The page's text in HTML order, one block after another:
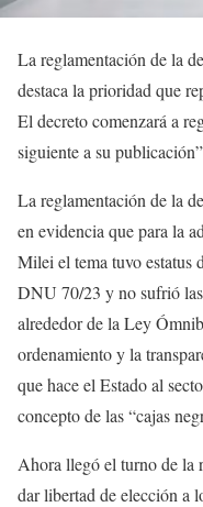
La reglamentación de la
destaca la prioridad que
El decreto comenzará a
siguiente a su
La reglamentación de la
en evidencia que para la
Milei el tema tuvo estatus
DNU 70/23 y no sufrió
alrededor de la Ley
ordenamiento y la
que hace el Estado al
concepto de las “cajas
Ahora llegó el turno de la
dar libertad de elección a